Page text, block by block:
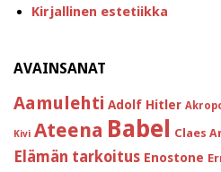
Kirjallinen estetiikka
AVAINSANAT
Aamulehti Adolf Hitler
Kivi Ateena Babel Claes
Elämän tarkoitus Enostone